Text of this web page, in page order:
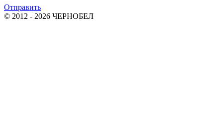
Отправить
© 2012 - 2026 ЧЕРНОБЕЛ